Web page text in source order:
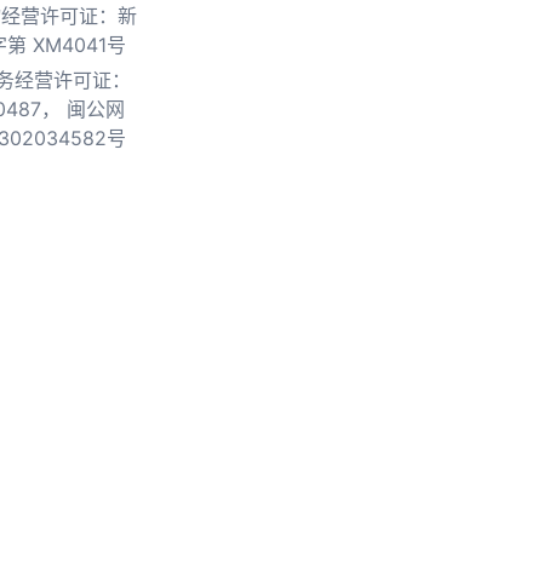
营许可证：新
第 XM4041号
经营许可证：
，
闽公网
号